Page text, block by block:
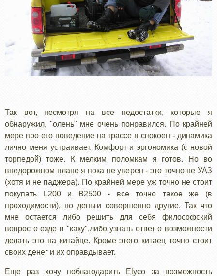
Так вот, несмотря на все недостатки, которые я
обнаружил, "олень" мне очень понравился. По крайней
мере про его поведение на трассе я спокоен - динамика
лично меня устраивает. Комфорт и эргономика (с новой
торпедой) тоже. К мелким поломкам я готов. Но во
внедорожном плане я пока не уверен - это точно не УАЗ
(хотя и не паджера). По крайней мере уж точно не стоит
покупать L200 и B2500 - все точно такое же (в
проходимости), но деньги совершенно другие. Так что
мне остается либо решить для себя философский
вопрос о езде в "каку",либо узнать ответ о возможности
делать это на китайце. Кроме этого китаец точно стоит
своих денег и их оправдывает.
Еще раз хочу поблагодарить Elyco за возможность